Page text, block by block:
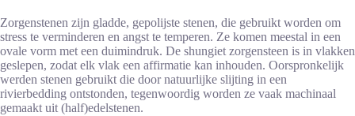
Zorgenstenen zijn gladde, gepolijste stenen, die gebruikt worden om
stress te verminderen en angst te temperen. Ze komen meestal in een
ovale vorm met een duimindruk. De shungiet zorgensteen is in vlakken
geslepen, zodat elk vlak een affirmatie kan inhouden. Oorspronkelijk
werden stenen gebruikt die door natuurlijke slijting in een
rivierbedding ontstonden, tegenwoordig worden ze vaak machinaal
gemaakt uit (half)edelstenen.